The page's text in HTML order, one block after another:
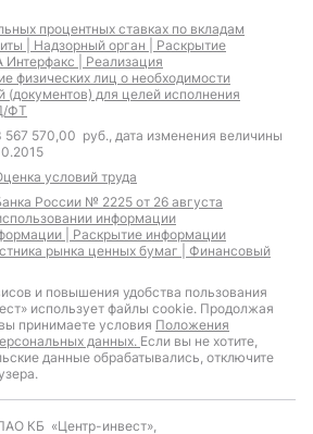
процентных ставках по вкладам
| Надзорный орган | Раскрытие
| Реализация
физических лиц о необходимости
(документов) для целей исполнения
ФТ
570,00 руб., дата изменения величины
условий труда
России № 2225 от 26 августа
информации
| Раскрытие информации
рынка ценных бумаг | Финансовый
и повышения удобства пользования
использует файлы cookie. Продолжая
принимаете условия Положения
данных. Если вы не хотите,
данные обрабатывались, отключите
КБ «Центр-инвест»,